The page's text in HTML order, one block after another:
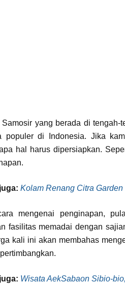
Samosir yang berada di tengah-
populer di Indonesia. Jika
hal harus dipersiapkan.
Kolam Renang Citra
mengenai penginapan,
fasilitas memadai dengan
kali ini akan membahas
Wisata AekSabaon Sibio-